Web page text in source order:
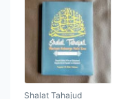
Shalat Tahajud